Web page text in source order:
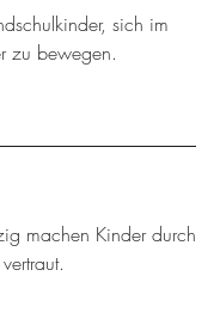
sich im
zu bewegen.
machen Kinder durch